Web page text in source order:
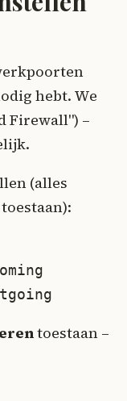
hebt. We
Firewall") –
(alles
toestaan –